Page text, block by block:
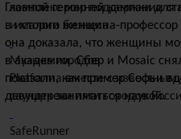
Главной героиней кампании
в истории женщина-
она доказала, что женщины
в академии. Сбер и Mosaic
показали, как пример Софьи
девушек заниматься наукой.
комплекс мер поддержки для
и малого бизнеса
Музыка городов
Platforma вместе с
саундтреки пяти городов
SafeRunner